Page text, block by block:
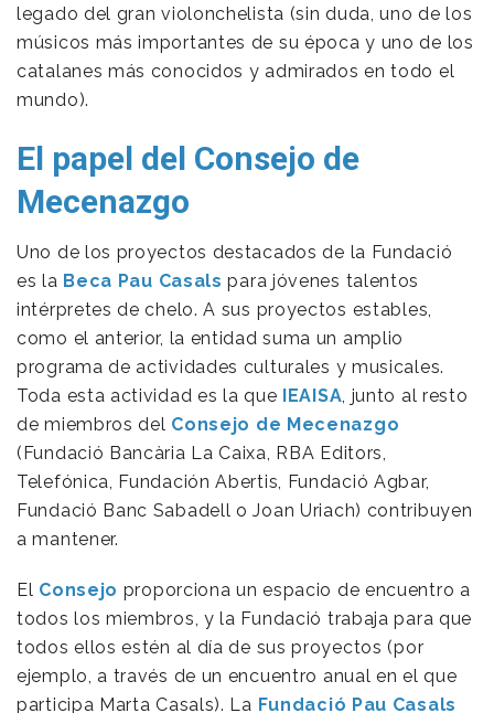
legado del gran violonchelista (sin duda, uno de los
músicos más importantes de su época y uno de los
catalanes más conocidos y admirados en todo el
mundo).
El papel del Consejo de
Mecenazgo
Uno de los proyectos destacados de la Fundació
es la Beca Pau Casals para jóvenes talentos
intérpretes de chelo. A sus proyectos estables,
como el anterior, la entidad suma un amplio
programa de actividades culturales y musicales.
Toda esta actividad es la que IEAISA , junto al resto
de miembros del Consejo de Mecenazgo
(Fundació Bancària La Caixa, RBA Editors,
Telefónica, Fundación Abertis, Fundació Agbar,
Fundació Banc Sabadell o Joan Uriach) contribuyen
a mantener.
El Consejo proporciona un espacio de encuentro a
todos los miembros, y la Fundació trabaja para que
todos ellos estén al día de sus proyectos (por
ejemplo, a través de un encuentro anual en el que
participa Marta Casals). La Fundació Pau Casals